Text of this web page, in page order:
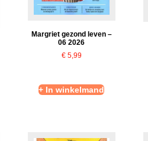
Margriet gezond leven –
06 2026
€5,99
+ In winkelmand